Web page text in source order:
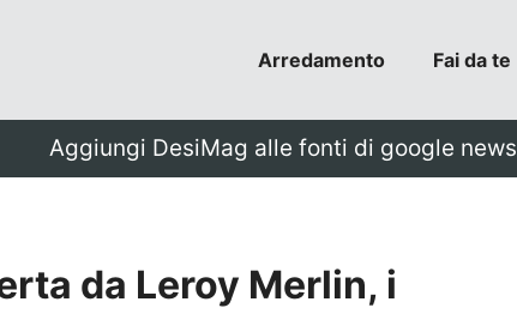
Arredamento Fai da te
Aggiungi DesiMag alle fonti di google news
da Leroy Merlin, i